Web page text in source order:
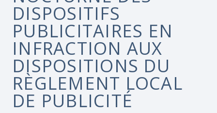
DISPOSITIFS
PUBLICITAIRES EN
INFRACTION AUX
DISPOSITIONS DU
RÈGLEMENT LOCAL
DE PUBLICITÉ